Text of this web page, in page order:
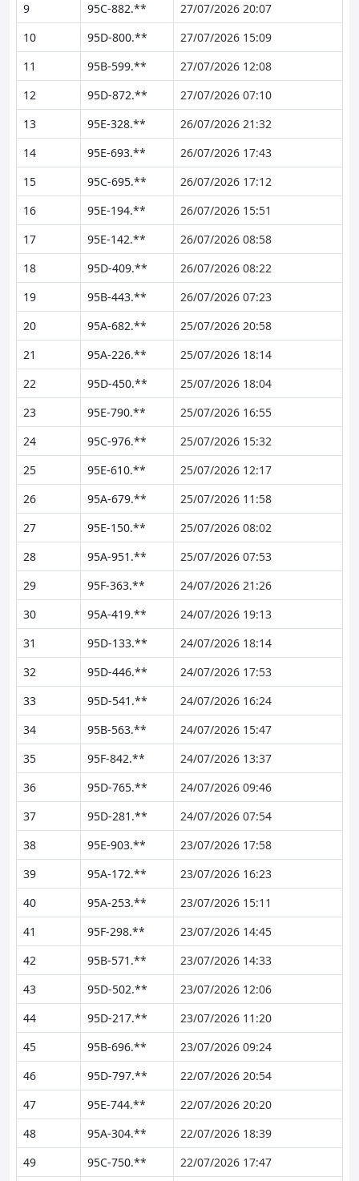
9
95C-882.**
27/07/2026 20:07
10
95D-800.**
27/07/2026 15:09
11
95B-599.**
27/07/2026 12:08
12
95D-872.**
27/07/2026 07:10
13
95E-328.**
26/07/2026 21:32
14
95E-693.**
26/07/2026 17:43
15
95C-695.**
26/07/2026 17:12
16
95E-194.**
26/07/2026 15:51
17
95E-142.**
26/07/2026 08:58
18
95D-409.**
26/07/2026 08:22
19
95B-443.**
26/07/2026 07:23
20
95A-682.**
25/07/2026 20:58
21
95A-226.**
25/07/2026 18:14
22
95D-450.**
25/07/2026 18:04
23
95E-790.**
25/07/2026 16:55
24
95C-976.**
25/07/2026 15:32
25
95E-610.**
25/07/2026 12:17
26
95A-679.**
25/07/2026 11:58
27
95E-150.**
25/07/2026 08:02
28
95A-951.**
25/07/2026 07:53
29
95F-363.**
24/07/2026 21:26
30
95A-419.**
24/07/2026 19:13
31
95D-133.**
24/07/2026 18:14
32
95D-446.**
24/07/2026 17:53
33
95D-541.**
24/07/2026 16:24
34
95B-563.**
24/07/2026 15:47
35
95F-842.**
24/07/2026 13:37
36
95D-765.**
24/07/2026 09:46
37
95D-281.**
24/07/2026 07:54
38
95E-903.**
23/07/2026 17:58
39
95A-172.**
23/07/2026 16:23
40
95A-253.**
23/07/2026 15:11
41
95F-298.**
23/07/2026 14:45
42
95B-571.**
23/07/2026 14:33
43
95D-502.**
23/07/2026 12:06
44
95D-217.**
23/07/2026 11:20
45
95B-696.**
23/07/2026 09:24
46
95D-797.**
22/07/2026 20:54
47
95E-744.**
22/07/2026 20:20
48
95A-304.**
22/07/2026 18:39
49
95C-750.**
22/07/2026 17:47